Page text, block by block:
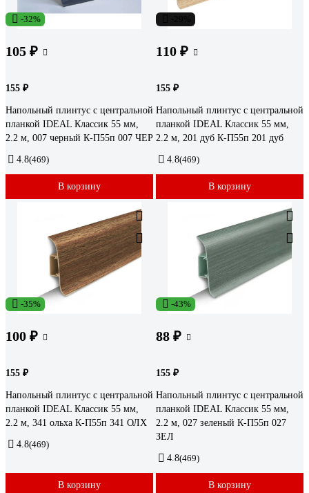
-32%
105 ₽
155 ₽
Напольный плинтус с центральной
планкой IDEAL Классик 55 мм,
2.2 м, 007 черный К-П55п 007 ЧЕР
4.8(469)
В корзину
110 ₽
155 ₽
Напольный плинтус с центральной
планкой IDEAL Классик 55 мм,
2.2 м, 201 дуб К-П55п 201 дуб
4.8(469)
В корзину
-35%
100 ₽
155 ₽
Напольный плинтус с центральной
планкой IDEAL Классик 55 мм,
2.2 м, 341 ольха К-П55п 341 ОЛХ
4.8(469)
В корзину
-43%
88 ₽
155 ₽
Напольный плинтус с центральной
планкой IDEAL Классик 55 мм,
2.2 м, 027 зеленый К-П55п 027
ЗЕЛ
4.8(469)
В корзину